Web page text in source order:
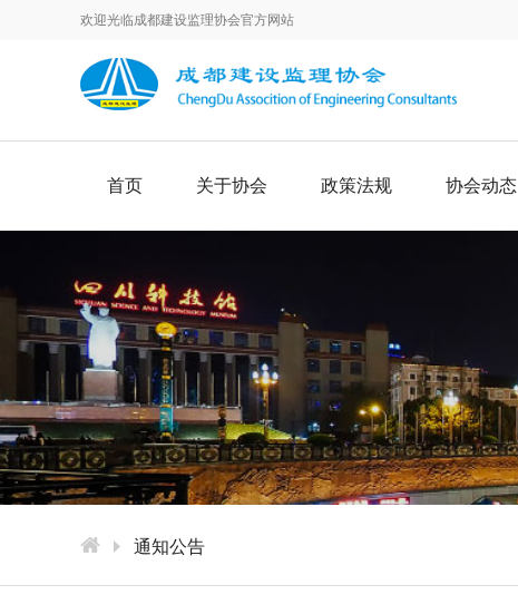
欢迎光临成都建设监理协会官方网站
首页 关于协会 政策法规 协会动态
通知公告